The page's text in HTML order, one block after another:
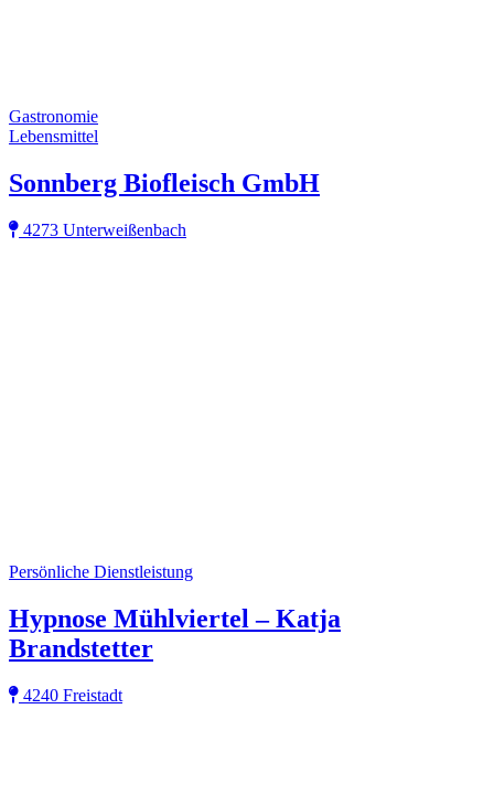
Gastronomie
Lebensmittel
Sonnberg Biofleisch GmbH
4273 Unterweißenbach
Persönliche Dienstleistung
Hypnose Mühlviertel – Katja
Brandstetter
4240 Freistadt